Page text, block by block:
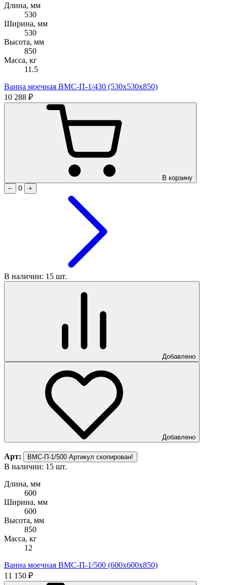
Длина, мм
530
Ширина, мм
530
Высота, мм
850
Масса, кг
11.5
Ванна моечная ВМС-П-1/430 (530х530х850)
10 288 ₽
В корзину
−
0 +
В наличии: 15 шт.
Добавлено
Добавлено
Арт: ВМС-П-1/500 Артикул скопирован!
В наличии: 15 шт.
Длина, мм
600
Ширина, мм
600
Высота, мм
850
Масса, кг
12
Ванна моечная ВМС-П-1/500 (600х600х850)
11 150 ₽